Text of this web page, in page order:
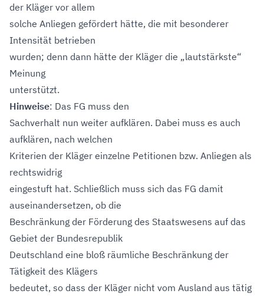
der Kläger vor allem
solche Anliegen gefördert hätte, die mit besonderer
Intensität betrieben
wurden; denn dann hätte der Kläger die „lautstärkste“
Meinung
unterstützt.
Hinweise: Das FG muss den
Sachverhalt nun weiter aufklären. Dabei muss es auch
aufklären, nach welchen
Kriterien der Kläger einzelne Petitionen bzw. Anliegen als
rechtswidrig
eingestuft hat. Schließlich muss sich das FG damit
auseinandersetzen, ob die
Beschränkung der Förderung des Staatswesens auf das
Gebiet der Bundesrepublik
Deutschland eine bloß räumliche Beschränkung der
Tätigkeit des Klägers
bedeutet, so dass der Kläger nicht vom Ausland aus tätig